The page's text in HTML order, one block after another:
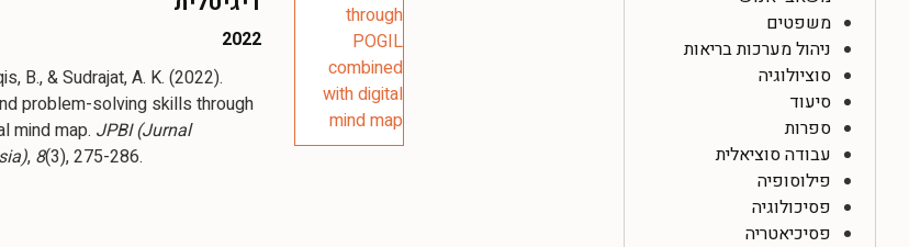
משפטים
ניהול מערכות בריאות
סוציולוגיה
סיעוד
ספרות
עבודה סוציאלית
פילוסופיה
פסיכולוגיה
פסיכיאטריה
2022
B., & Sudrajat, A. K. (2022).
problem-solving skills through
mind map. JPBI (Jurnal
, 8(3), 275-286.